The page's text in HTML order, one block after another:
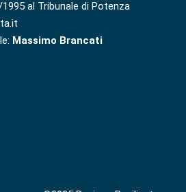
al Tribunale di Potenza
Massimo Brancati